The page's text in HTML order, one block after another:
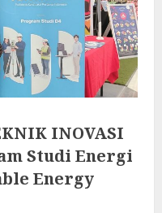
INOVASI
Studi Energi
Energy